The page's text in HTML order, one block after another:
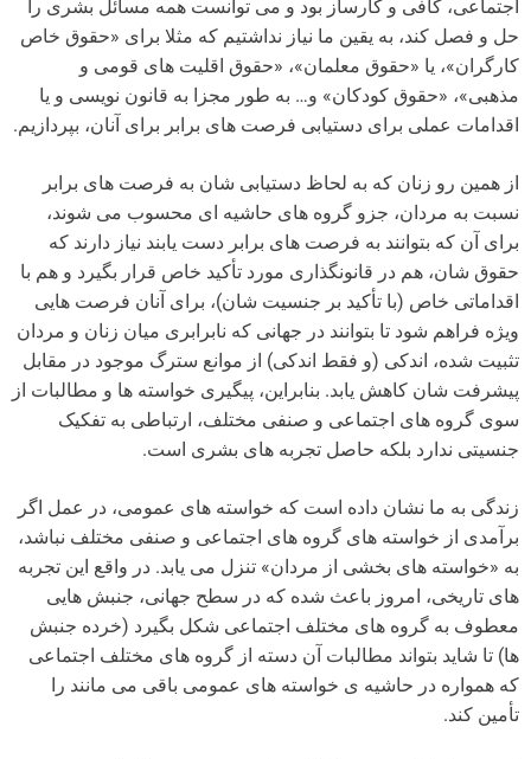
اجتماعی، کافی و کارساز بود و می توانست همه مسائل بشری را
حل و فصل کند، به یقین ما نیاز نداشتیم که مثلا برای «حقوق خاص
کارگران»، یا «حقوق معلمان»، «حقوق اقلیت های قومی و
مذهبی»، «حقوق کودکان» و… به طور مجزا به قانون نویسی و یا
اقدامات عملی برای دستیابی فرصت های برابر برای آنان، بپردازیم.
از همین رو زنان که به لحاظ دستیابی شان به فرصت های برابر
نسبت به مردان، جزو گروه های حاشیه ای محسوب می شوند،
برای آن که بتوانند به فرصت های برابر دست یابند نیاز دارند که
حقوق شان، هم در قانونگذاری مورد تأکید خاص قرار بگیرد و هم با
اقداماتی خاص (با تأکید بر جنسیت شان)، برای آنان فرصت هایی
ویژه فراهم شود تا بتوانند در جهانی که نابرابری میان زنان و مردان
تثبیت شده، اندکی (و فقط اندکی) از موانع سترگ موجود در مقابل
پیشرفت شان کاهش یابد. بنابراین، پیگیری خواسته ها و مطالبات از
سوی گروه های اجتماعی و صنفی مختلف، ارتباطی به تفکیک
جنسیتی ندارد بلکه حاصل تجربه های بشری است.
زندگی به ما نشان داده است که خواسته های عمومی، در عمل اگر
برآمدی از خواسته های گروه های اجتماعی و صنفی مختلف نباشد،
به «خواسته های بخشی از مردان» تنزل می یابد. در واقع این تجربه
های تاریخی، امروز باعث شده که در سطح جهانی، جنبش هایی
معطوف به گروه های مختلف اجتماعی شکل بگیرد (خرده جنبش
ها) تا شاید بتواند مطالبات آن دسته از گروه های مختلف اجتماعی
که همواره در حاشیه ی خواسته های عمومی باقی می مانند را
تأمین کند.